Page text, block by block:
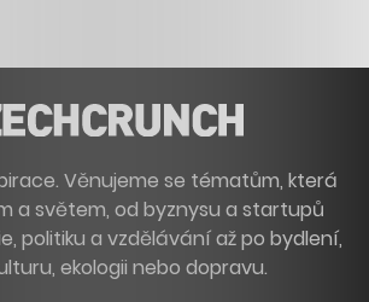
Věnujeme se tématům, která
a světem, od byznysu a startupů
politiku a vzdělávání až po bydlení,
ekologii nebo dopravu.